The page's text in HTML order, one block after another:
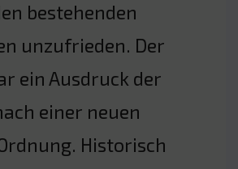
bestehenden
unzufrieden. Der
ein Ausdruck der
einer neuen
Historisch